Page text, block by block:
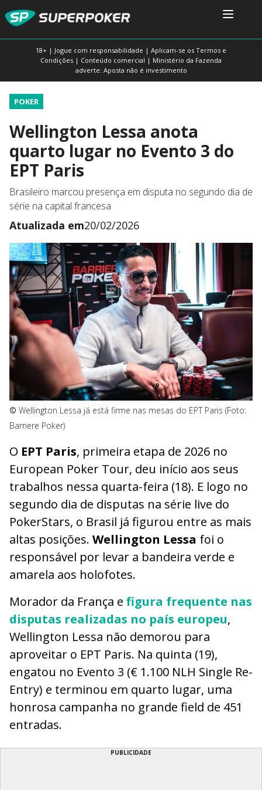
18+ | Jogue com responsabilidade | Aplicam-se os Termos e
Condições | Conteúdo comercial | Ministério da Fazenda
adverte: Aposta não é investimento
POKER
Wellington Lessa anota
quarto lugar no Evento 3 do
EPT Paris
Brasileiro marcou presença em disputa no segundo dia de
série na capital francesa
Atualizada em20/02/2026
© Wellington Lessa já está firme nas mesas do EPT Paris (Foto:
Barriere Poker)
O EPT Paris, primeira etapa de 2026 no
European Poker Tour, deu início aos seus
trabalhos nessa quarta-feira (18). E logo no
segundo dia de disputas na série live do
PokerStars, o Brasil já figurou entre as mais
altas posições. Wellington Lessa foi o
responsável por levar a bandeira verde e
amarela aos holofotes.
Morador da França e figura frequente nas
disputas realizadas no país europeu,
Wellington Lessa não demorou para
aproveitar o EPT Paris. Na quinta (19),
engatou no Evento 3 (€ 1.100 NLH Single Re-
Entry) e terminou em quarto lugar, uma
honrosa campanha no grande field de 451
entradas.
PUBLICIDADE